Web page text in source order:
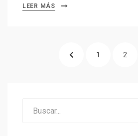
LEER MÁS
PÁGINAPÁGINA
1 2